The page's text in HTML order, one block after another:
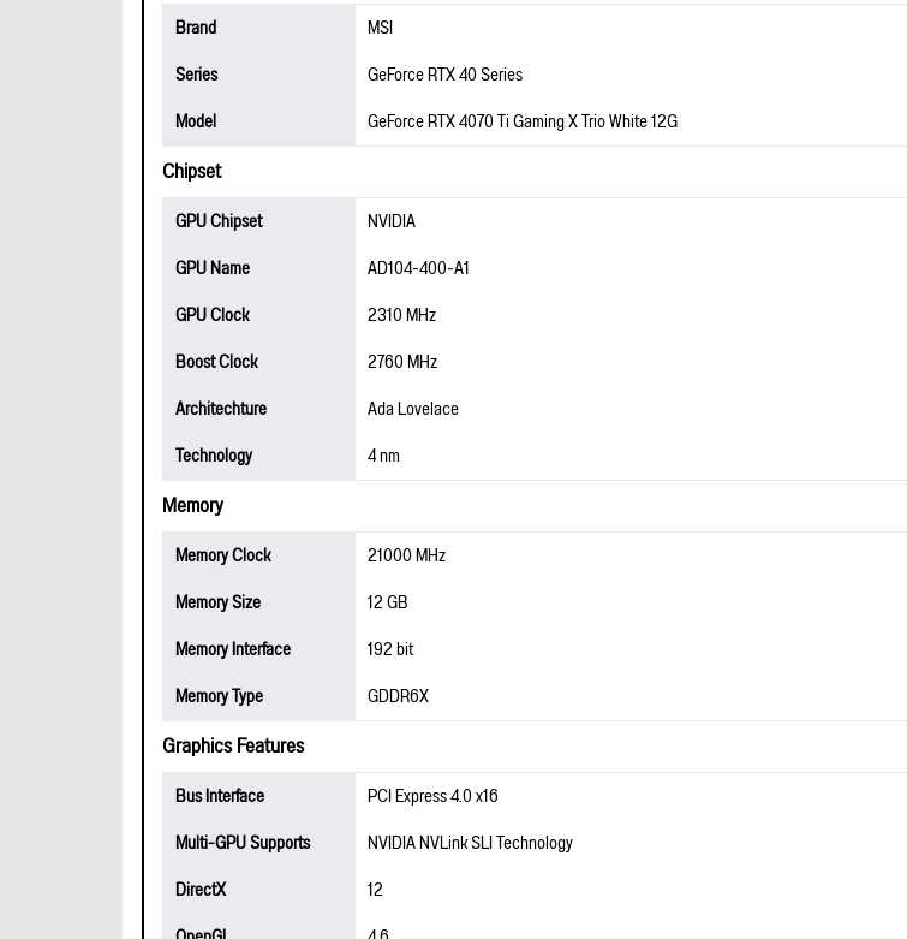
Brand
MSI
Series
GeForce RTX 40 Series
Model
GeForce RTX 4070 Ti Gaming X Trio White 12G
Chipset
GPU Chipset
NVIDIA
GPU Name
AD104-400-A1
GPU Clock
2310 MHz
Boost Clock
2760 MHz
Architechture
Ada Lovelace
Technology
4 nm
Memory
Memory Clock
21000 MHz
Memory Size
12 GB
Memory Interface
192 bit
Memory Type
GDDR6X
Graphics Features
Bus Interface
PCI Express 4.0 x16
Multi-GPU Supports
NVIDIA NVLink SLI Technology
DirectX
12